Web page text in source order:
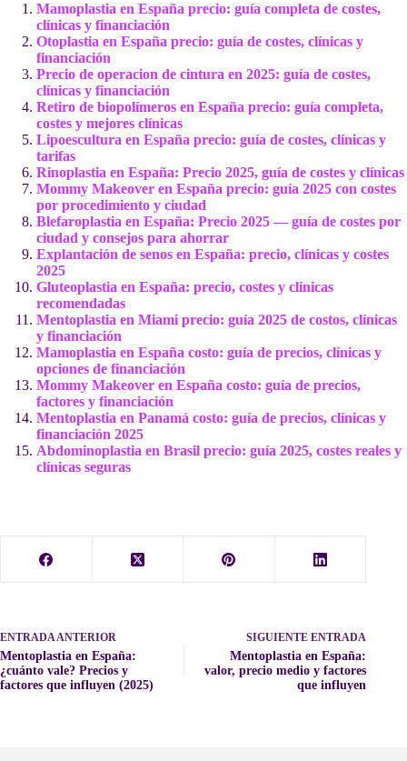
Mamoplastia en España precio: guía completa de costes,
clínicas y financiación
Otoplastia en España precio: guía de costes, clínicas y
financiación
Precio de operacion de cintura en 2025: guía de costes,
clínicas y financiación
Retiro de biopolímeros en España precio: guía completa,
costes y mejores clínicas
Lipoescultura en España precio: guía de costes, clínicas y
tarifas
Rinoplastia en España: Precio 2025, guía de costes y clínicas
Mommy Makeover en España precio: guía 2025 con costes
por procedimiento y ciudad
Blefaroplastia en España: Precio 2025 — guía de costes por
ciudad y consejos para ahorrar
Explantación de senos en España: precio, clínicas y costes
2025
Gluteoplastia en España: precio, costes y clínicas
recomendadas
Mentoplastia en Miami precio: guía 2025 de costos, clínicas
y financiación
Mamoplastia en España costo: guía de precios, clínicas y
opciones de financiación
Mommy Makeover en España costo: guía de precios,
factores y financiación
Mentoplastia en Panamá costo: guía de precios, clínicas y
financiación 2025
Abdominoplastia en Brasil precio: guía 2025, costes reales y
clínicas seguras
ENTRADAANTERIOR
Mentoplastia en España:
¿cuánto vale? Precios y
factores que influyen (2025)
SIGUIENTEENTRADA
Mentoplastia en España:
valor, precio medio y factores
que influyen